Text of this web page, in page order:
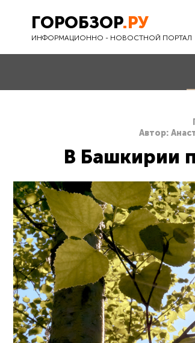
ГОРОБЗОР.РУ
ИНФОРМАЦИОННО - НОВОСТНОЙ ПОРТАЛ
Автор:
В Башкирии